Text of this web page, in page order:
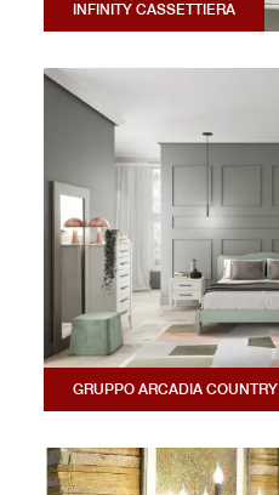
INFINITY CASSETTIERA
GRUPPO ARCADIA COUNTRY